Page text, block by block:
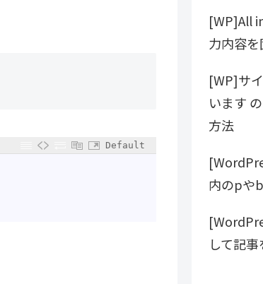
Default
[WP]All
力内容
[WP]サ
います
方法
内のpや
して記